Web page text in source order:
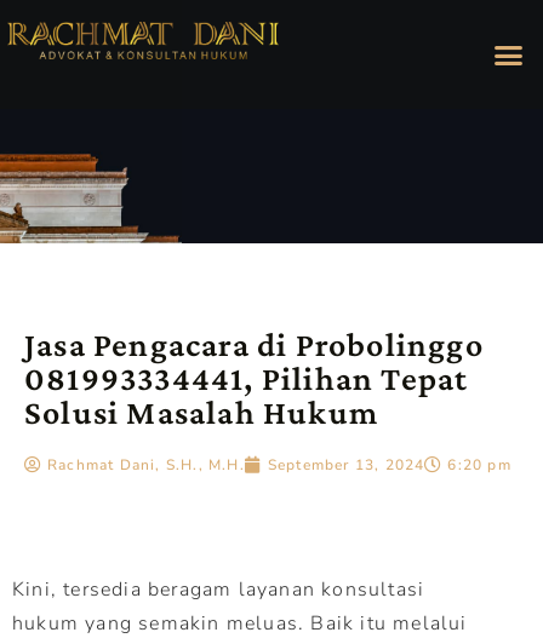
Jasa Pengacara di Probolinggo
081993334441, Pilihan Tepat
Solusi Masalah Hukum
Rachmat Dani, S.H., M.H. September 13, 2024 6:20 pm
Kini, tersedia beragam layanan konsultasi
hukum yang semakin meluas. Baik itu melalui